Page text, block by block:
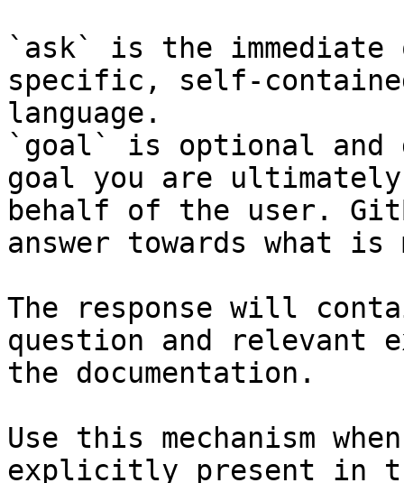
`ask` is the
specific, self-
language.
`goal` is optional and
goal you are
behalf of the user.
answer towards what
The response will
question and relevant
the documentation.
Use this mechanism
explicitly present in